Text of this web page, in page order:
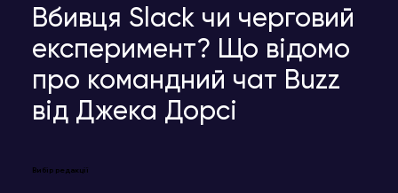
Вбивця Slack чи черговий
експеримент? Що відомо
про командний чат Buzz
від Джека Дорсі
Вибір редакції